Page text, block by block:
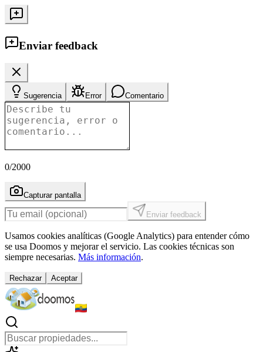
Enviar feedback
Sugerencia Error Comentario
0/2000
Capturar pantalla
Enviar feedback
Usamos cookies analíticas (Google Analytics) para entender cómo
se usa Doomos y mejorar el servicio. Las cookies técnicas son
siempre necesarias. Más información.
Rechazar Aceptar